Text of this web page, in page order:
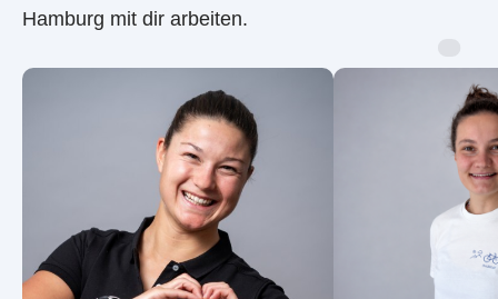
Hamburg mit dir arbeiten.